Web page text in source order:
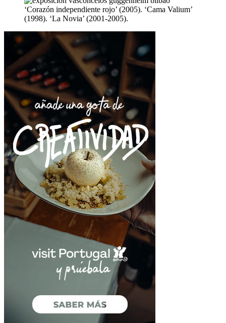
‘Corazón independiente rojo’ (2005). ‘Cama Valium’
(1998). ‘La Novia’ (2001-2005).